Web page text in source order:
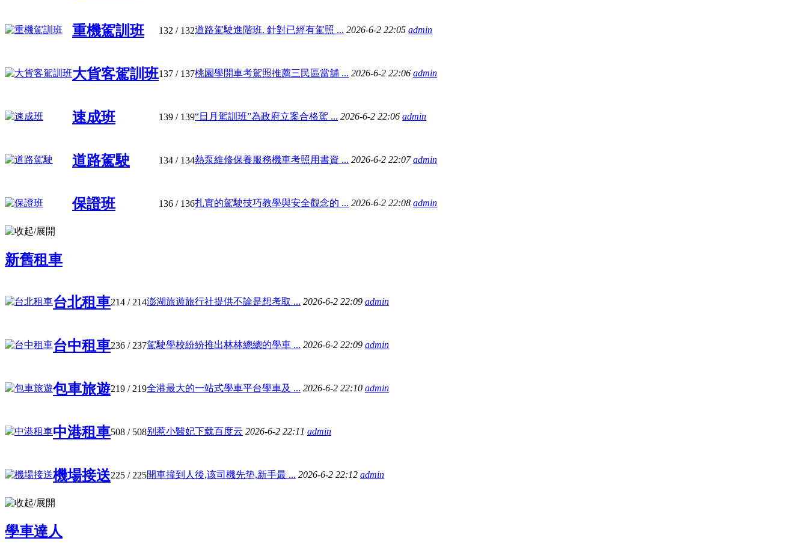
重機駕訓班 132 / 132道路駕駛進階班. 針對已經有駕照 ... 2026-6-2 22:05 admin
大貨客駕訓班137 / 137桃園學開車考駕照推薦三民區當舖 ... 2026-6-2 22:06 admin
速成班 139 / 139“日月駕訓班”為政府立案合格駕 ... 2026-6-2 22:06 admin
道路駕駛 134 / 134熱泵維修保養服務機車考照用書資 ... 2026-6-2 22:07admin
保證班 136 / 136扎實的駕駛技巧教學與安全觀念的 ... 2026-6-2 22:08 admin
新舊租車
台北租車214 / 214澎湖旅遊旅行社提供不論是想考取 ... 2026-6-2 22:09 admin
台中租車236 / 237駕駛學校紛紛推出林林總總的學車 ... 2026-6-2 22:09 admin
包車旅遊219 / 219全港最大的一站式學車平台學車及 ... 2026-6-2 22:10 admin
中港租車508 / 508别惹小醫妃下载百度云 2026-6-2 22:11 admin
機場接送225 / 225開車撞到人後,该司機先垫,新手最 ... 2026-6-2 22:12 admin
學車達人